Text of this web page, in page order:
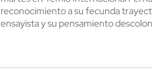
reconocimiento a su fecunda
ensayista y su pensamiento